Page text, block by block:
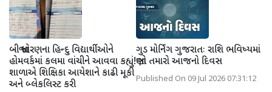
બીજા ધોરણના હિન્દુ વિદ્યાર્થીઓને
હોમવર્કમાં કલમા વાંચીને આવવા કહ્યું!
શાળાએ શિક્ષિકા આયેશાને કાઢી મૂકી
અને બ્લેકલિસ્ટ કરી
ગુડ મોર્નિંગ ગુજરાતઃ રાશિ ભવિષ્યમાં
જાણો તમારો આજનો દિવસ
Published On 09 Jul 2026 07:31:12